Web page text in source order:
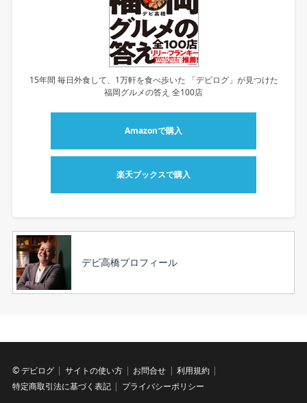
15年間 毎日外食して、1万軒を食べ歩いた 「デビログ」が見つけた
福岡グルメの答え 全100店
Amazonで購入
楽天ブックスで購入
デビ高橋プロフィール
©デビログ サイトの使い方 お問合せ
利用規約
特定商取引法に基づく表記
プライバシーポリシー